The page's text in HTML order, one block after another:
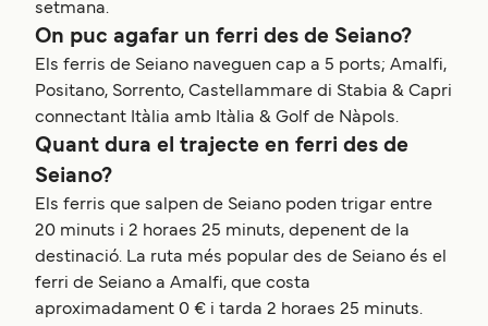
setmana.
On puc agafar un ferri des de Seiano?
Els ferris de Seiano naveguen cap a 5 ports; Amalfi,
Positano, Sorrento, Castellammare di Stabia & Capri
connectant Itàlia amb Itàlia & Golf de Nàpols.
Quant dura el trajecte en ferri des de
Seiano?
Els ferris que salpen de Seiano poden trigar entre
20 minuts i 2 horaes 25 minuts, depenent de la
destinació. La ruta més popular des de Seiano és el
ferri de Seiano a Amalfi, que costa
aproximadament 0 € i tarda 2 horaes 25 minuts.